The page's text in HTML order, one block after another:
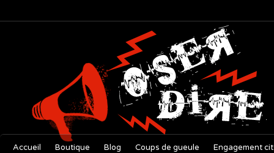
Accueil Boutique Blog Coups de gueule Engagement